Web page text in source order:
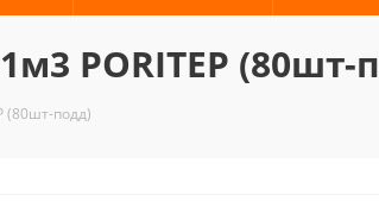
PORITEP (80шт-
(80шт-подд)